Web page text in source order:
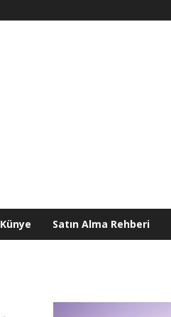
Künye Satın Alma Rehberi